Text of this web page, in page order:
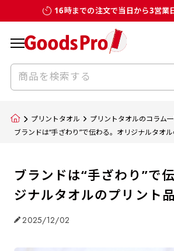
16時までの注文で当日から3営業
プリントタオル
プリントタオルのコラム
ブランドは“手ざわり”で伝わる。オリジナルタオ
ブランドは“手ざわり”で
ジナルタオルのプリント
2025/12/02